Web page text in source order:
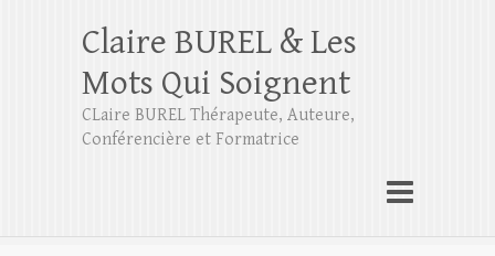
Claire BUREL & Les
Mots Qui Soignent
CLaire BUREL Thérapeute, Auteure,
Conférencière et Formatrice